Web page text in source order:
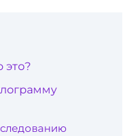
это?